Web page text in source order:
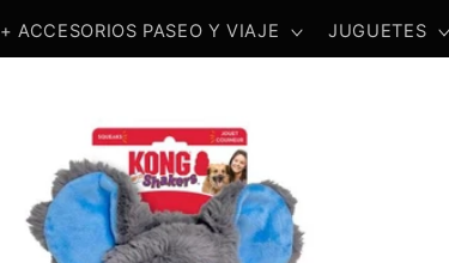
+ ACCESORIOS PASEO Y VIAJE JUGUETES